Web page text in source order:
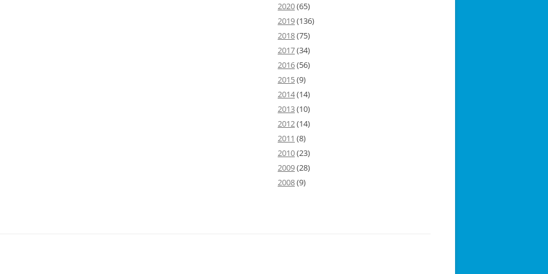
2020(65)
2019(136)
2018(75)
2017(34)
2016(56)
2015(9)
2014(14)
2013(10)
2012(14)
2011 (8)
2010(23)
2009(28)
2008(9)